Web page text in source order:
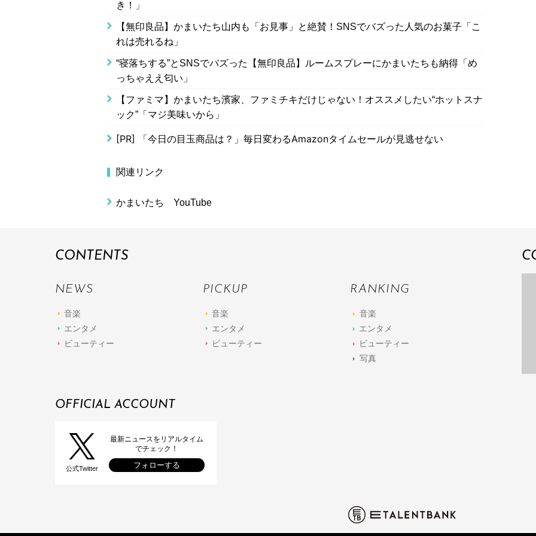
き！」
【無印良品】かまいたち山内も「お見事」と絶賛！SNSでバズった人気のお菓子「こ
れは売れるね」
“寝落ちする”とSNSでバズった【無印良品】ルームスプレーにかまいたちも納得「め
っちゃええ匂い」
【ファミマ】かまいたち濱家、ファミチキだけじゃない！オススメしたい“ホットスナ
ック”「マジ美味いから」
[PR] 「今日の目玉商品は？」毎日変わるAmazonタイムセールが見逃せない
関連リンク
かまいたち YouTube
CONTENTS
NEWS
音楽
エンタメ
ビューティー
PICKUP
音楽
エンタメ
ビューティー
RANKING
音楽
エンタメ
ビューティー
写真
OFFICIAL ACCOUNT
公式Twitter
最新ニュースをリアルタイム
でチェック！
フォローする